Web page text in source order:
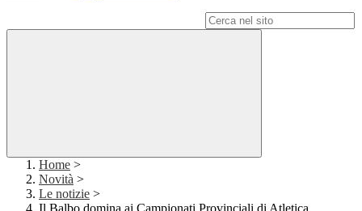
Home >
Novità >
Le notizie >